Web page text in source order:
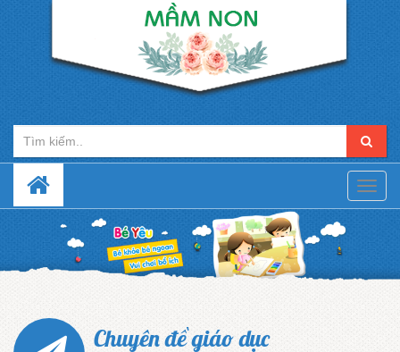
Toggle
Chuyên đề giáo dục